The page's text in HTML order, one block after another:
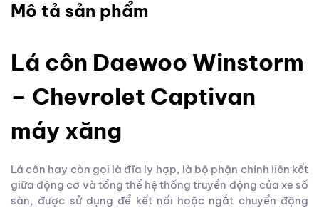
Mô tả sản phẩm
Lá côn Daewoo Winstorm
– Chevrolet Captivan
máy xăng
Lá côn hay còn gọi là đĩa ly hợp, là bộ phận chính liên kết
giữa động cơ và tổng thể hệ thống truyền động của xe số
sàn, được sử dụng để kết nối hoặc ngắt chuyển động